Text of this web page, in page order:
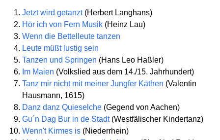
Jetzt wird getanzt (Herbert Langhans)
Hör ich von Fern Musik (Heinz Lau)
Wenn die Bettelleute tanzen
Leute müßt lustig sein
Tanzen und Springen (Hans Leo Haßler)
Im Maien (Volkslied aus dem 14./15. Jahrhundert)
Tanz mir nicht mit meiner Jungfer Käthen (Valentin
Hausmann, 1615)
Danz danz Quieselche (Gegend von Aachen)
Gu´n Dag Bur in de Stadt(Westfälischer Kindertanz)
Wenn't Kirmes is (Niederrhein)